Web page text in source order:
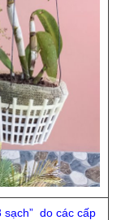
sạch” do các cấp